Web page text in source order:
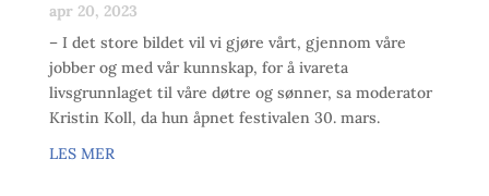
apr 20, 2023
– I det store bildet vil vi gjøre vårt, gjennom våre
jobber og med vår kunnskap, for å ivareta
livsgrunnlaget til våre døtre og sønner, sa moderator
Kristin Koll, da hun åpnet festivalen 30. mars.
LES MER